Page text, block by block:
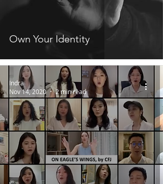
Own Your Identity
Indra
Nov 14, 2020
2 min read